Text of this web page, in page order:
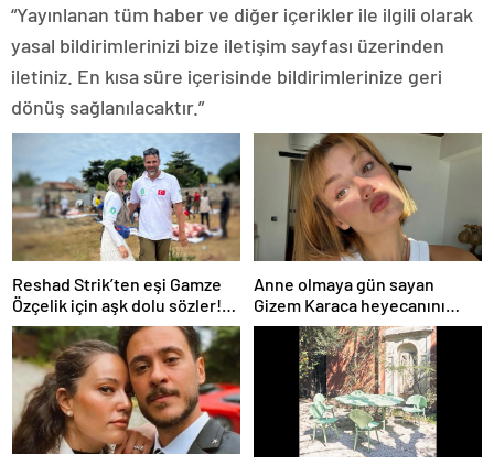
“Yayınlanan tüm haber ve diğer içerikler ile ilgili olarak
yasal bildirimlerinizi bize iletişim sayfası üzerinden
iletiniz. En kısa süre içerisinde bildirimlerinize geri
dönüş sağlanılacaktır.”
Reshad Strik’ten eşi Gamze
Özçelik için aşk dolu sözler!
“Benim cennetim…”
Anne olmaya gün sayan
Gizem Karaca heyecanını
paylaştı! “Senelerdir annelik
yapıyorum ama bu sene
farklı…”